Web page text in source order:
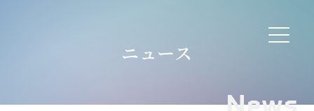
ニュース